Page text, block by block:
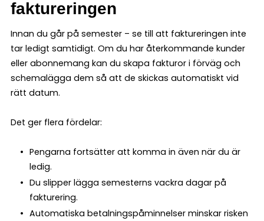
faktureringen
Innan du går på semester – se till att faktureringen inte
tar ledigt samtidigt. Om du har återkommande kunder
eller abonnemang kan du skapa fakturor i förväg och
schemalägga dem så att de skickas automatiskt vid
rätt datum.
Det ger flera fördelar:
Pengarna fortsätter att komma in även när du är
ledig.
Du slipper lägga semesterns vackra dagar på
fakturering.
Automatiska betalningspåminnelser minskar risken